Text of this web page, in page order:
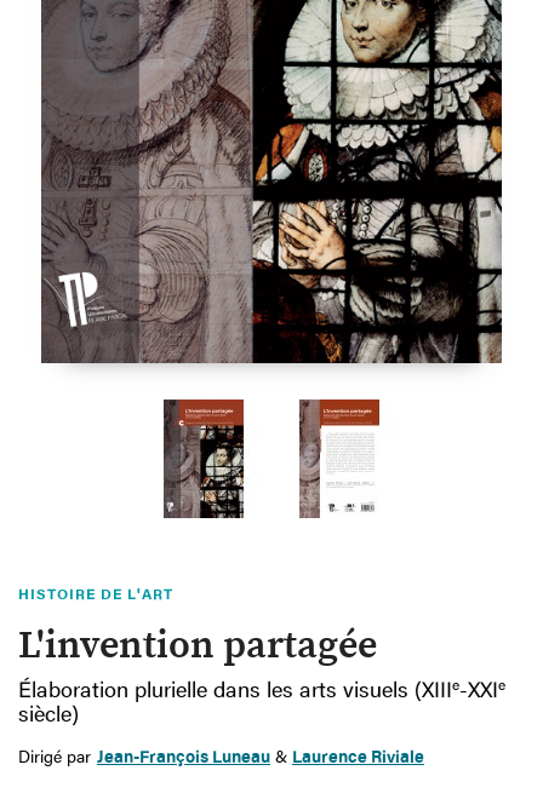
HISTOIRE DE L'ART
L'invention partagée
Élaboration plurielle dans les arts visuels (XIIIe-XXIe
siècle)
Dirigé par Jean-François Luneau & Laurence Riviale